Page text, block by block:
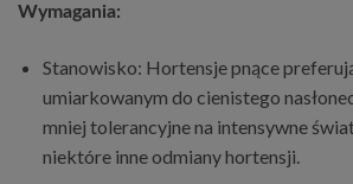
Wymagania:
Stanowisko: Hortensje pnące
umiarkowanym do cienistego
mniej tolerancyjne na intensywne
niektóre inne odmiany hortensji.